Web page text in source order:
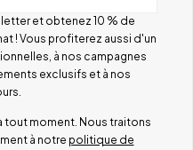
et obtenez 10 % de
! Vous profiterez aussi d'un
à nos campagnes
exclusifs et à nos
tout moment. Nous traitons
à notre politique de